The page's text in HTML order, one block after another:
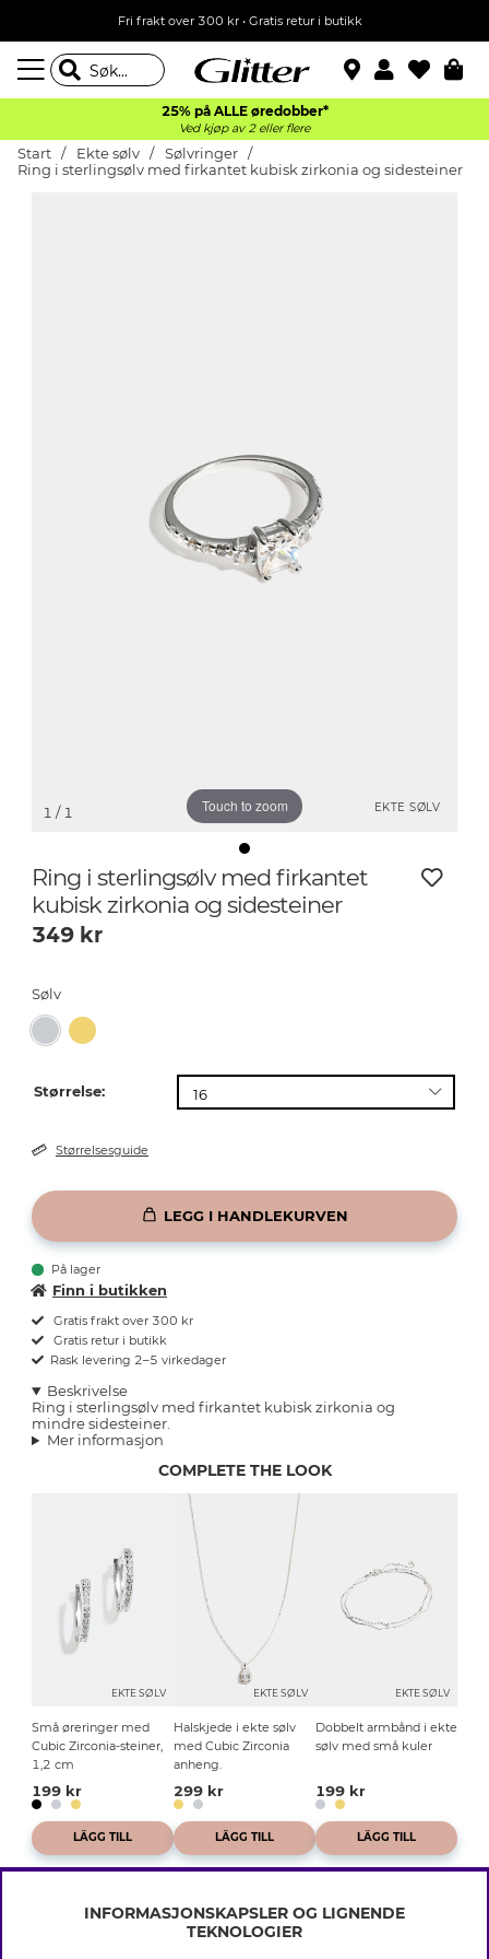
Fri frakt over 300 kr • Gratis retur i butikk
25% på ALLE øredobber*
Ved kjøp av 2 eller flere
Start Ekte sølv
Sølvringer
Ring i sterlingsølv med firkantet kubisk zirkonia og sidesteiner
EKTE SØLV
Touch to zoom
1 / 1
Ring i sterlingsølv med firkantet
kubisk zirkonia og sidesteiner
349 kr
Sølv
Størrelse:
Størrelsesguide
LEGG I HANDLEKURVEN
På lager
Finn i butikken
Gratis frakt over 300 kr
Gratis retur i butikk
Rask levering 2–5 virkedager
Beskrivelse
Ring i sterlingsølv med firkantet kubisk zirkonia og
mindre sidesteiner.
Mer informasjon
COMPLETE THE LOOK
EKTE SØLV
Små øreringer med
Cubic Zirconia-steiner,
1,2 cm
199 kr
LÄGG TILL
EKTE SØLV
Halskjede i ekte sølv
med Cubic Zirconia
anheng.
299 kr
LÄGG TILL
EKTE SØLV
Dobbelt armbånd i ekte
sølv med små kuler
199 kr
LÄGG TILL
INFORMASJONSKAPSLER OG LIGNENDE
TEKNOLOGIER